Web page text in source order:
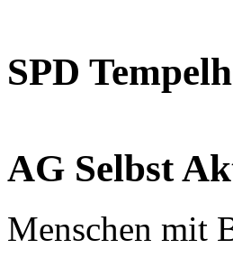
SPD
AG Selbst
Menschen mit